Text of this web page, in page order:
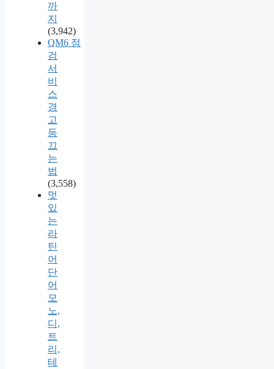
까
지
(3,942)
QM6 점
검
서
비
스
경
고
등
끄
는
법
(3,558)
멋
있
는
라
틴
어
단
어
모
노,
디,
트
리,
테